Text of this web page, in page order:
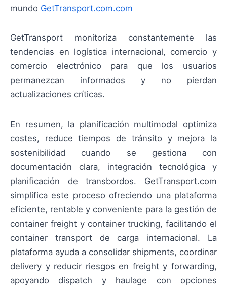
mundo GetTransport.com.com
GetTransport monitoriza constantemente las
tendencias en logística internacional, comercio y
comercio electrónico para que los usuarios
permanezcan informados y no pierdan
actualizaciones críticas.
En resumen, la planificación multimodal optimiza
costes, reduce tiempos de tránsito y mejora la
sostenibilidad cuando se gestiona con
documentación clara, integración tecnológica y
planificación de transbordos. GetTransport.com
simplifica este proceso ofreciendo una plataforma
eficiente, rentable y conveniente para la gestión de
container freight y container trucking, facilitando el
container transport de carga internacional. La
plataforma ayuda a consolidar shipments, coordinar
delivery y reducir riesgos en freight y forwarding,
apoyando dispatch y haulage con opciones